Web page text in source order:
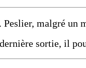
malgré un
sortie, il